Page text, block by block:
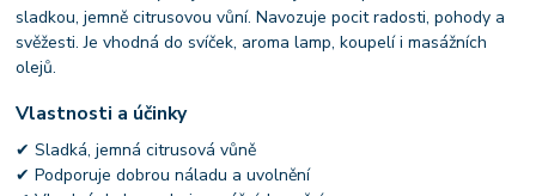
sladkou, jemně citrusovou vůní. Navozuje pocit radosti, pohody a
svěžesti. Je vhodná do svíček, aroma lamp, koupelí i masážních
olejů.
Vlastnosti a účinky
✔ Sladká, jemná citrusová vůně
✔ Podporuje dobrou náladu a uvolnění